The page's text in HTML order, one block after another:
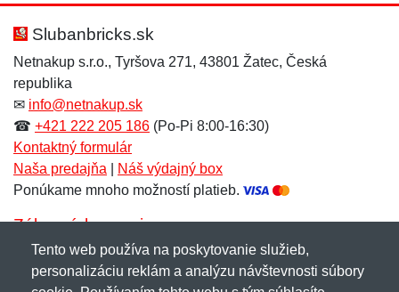
Slubanbricks.sk
Netnakup s.r.o., Tyršova 271, 43801 Žatec, Česká
republika
✉ info@netnakup.sk
☎ +421 222 205 186 (Po-Pi 8:00-16:30)
Kontaktný formulár
Naša predajňa
Náš výdajný box
Ponúkame mnoho možností platieb.
Zákaznícky servis
Novinky emailom
Tento web používa na poskytovanie služieb,
personalizáciu reklám a analýzu návštevnosti súbory